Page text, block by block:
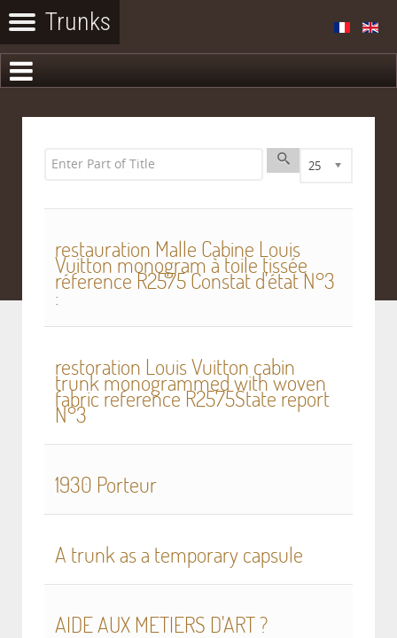
Enter Part of Title Display #
25
restauration Malle Cabine Louis
Vuitton monogram à toile tissée
réference R2575 Constat d'état N°3
:
restoration Louis Vuitton cabin
trunk monogrammed with woven
fabric reference R2575State report
N°3
1930 Porteur
A trunk as a temporary capsule
AIDE AUX METIERS D'ART ?